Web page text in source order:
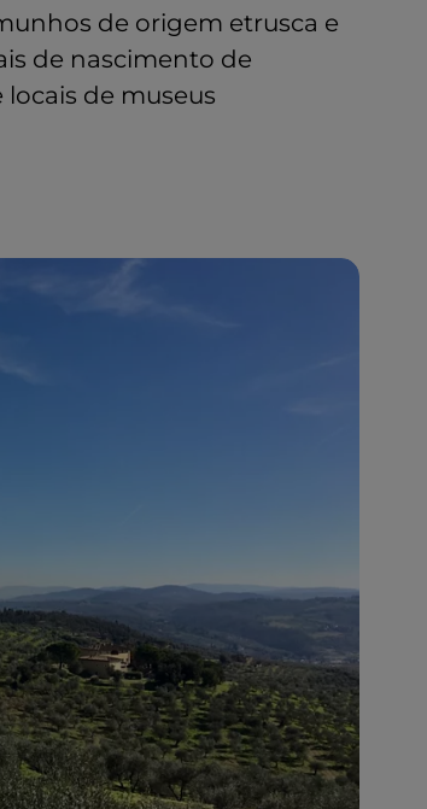
de origem etrusca e
de nascimento de
locais de museus